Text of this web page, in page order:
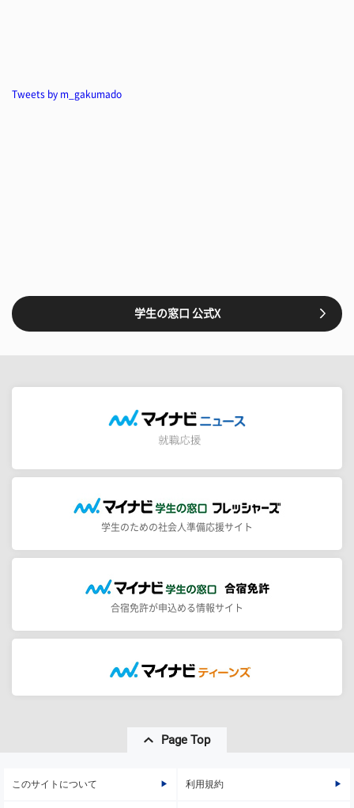
Tweets by m_gakumado
学生の窓口 公式X
学生のための社会人準備応援サイト
合宿免許が申込める情報サイト
Page Top
このサイトについて 利用規約